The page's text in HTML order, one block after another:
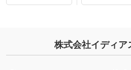
株式会社イディア